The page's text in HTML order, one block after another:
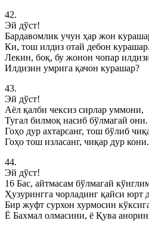
42.
Эй дўст!
Бардавомлик учун ҳар жон
Ки, тош илдиз отай дебон курашар.
Лекин, боқ, бу жонон чопар
Илдизин умрига қачон курашар?
43.
Эй дўст!
Аёл қалби чексиз сирлар уммони,
Тугал билмоқ насиб бўлмагай они.
Гоҳо дур ахтарсанг, тош бўлиб
Гоҳо тош изласанг, чиқар дур кони.
44.
Эй дўст!
16 Бас, айтмасам бўлмагай
Ҳузурингга чорладинг қайси юрт
Бир жуфт сурхон хурмосин
Ё Бахмал олмасини, ё Қува